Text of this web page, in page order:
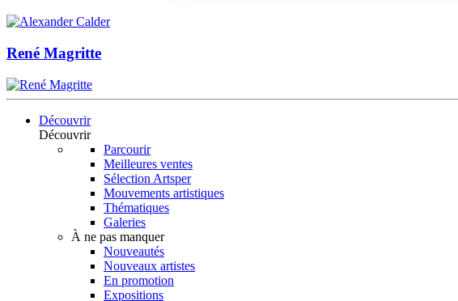
René Magritte
Découvrir
Découvrir
Parcourir
Meilleures ventes
Sélection Artsper
Mouvements artistiques
Thématiques
Galeries
À ne pas manquer
Nouveautés
Nouveaux artistes
En promotion
Expositions